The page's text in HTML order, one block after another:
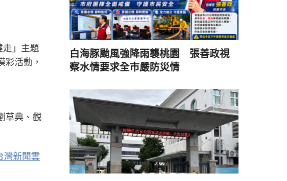
」主題
活動，
草典、觀
灣新聞雲
白海豚颱風強降雨襲桃園 張善政視
察水情要求全市嚴防災情